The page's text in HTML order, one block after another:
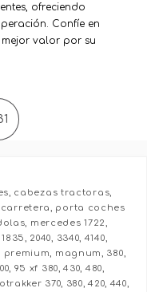
ofreciendo
Confíe en
valor por su
cabezas tractoras,
porta coches
mercedes 1722,
2040, 3340, 4140,
premium, magnum, 380,
95 xf 380, 430, 480,
370, 380, 420, 440,